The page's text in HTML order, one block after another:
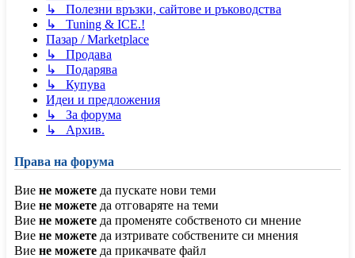
↳ Полезни връзки, сайтове и ръководства
↳ Tuning & ICE.!
Пазар / Marketplace
↳ Продава
↳ Подарява
↳ Купува
Идеи и предложения
↳ За форума
↳ Архив.
Права на форума
Вие не можете да пускате нови теми
Вие не можете да отговаряте на теми
Вие не можете да променяте собственото си мнение
Вие не можете да изтривате собствените си мнения
Вие не можете да прикачвате файл